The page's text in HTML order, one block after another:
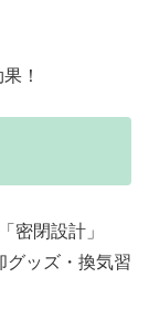
！
密閉設計」
グッズ・換気習